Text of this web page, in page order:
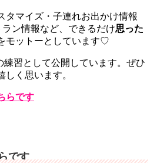
タマイズ・子連れお出かけ情報
ン情報など、できるだけ思った
モットーとしています♡
練習として公開しています。ぜひ
く思います。
らです
です